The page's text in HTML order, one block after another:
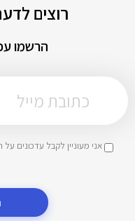
רוצים
הרשמו
אני מעוניין לקבל עדכונים